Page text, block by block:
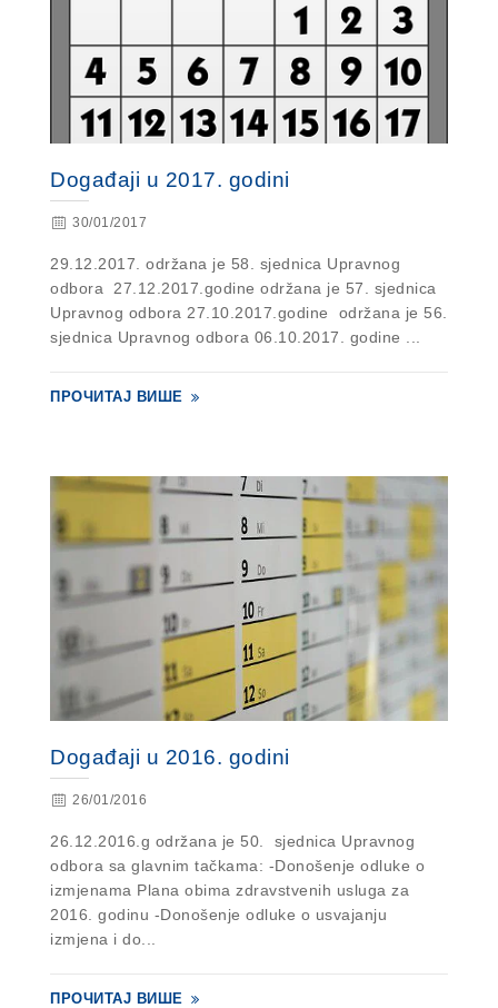
Događaji u 2017. godini
30/01/2017
29.12.2017. održana je 58. sjednica Upravnog
odbora 27.12.2017.godine održana je 57. sjednica
Upravnog odbora 27.10.2017.godine održana je 56.
sjednica Upravnog odbora 06.10.2017. godine ...
ПРОЧИТАЈ ВИШЕ
Događaji u 2016. godini
26/01/2016
26.12.2016.g održana je 50. sjednica Upravnog
odbora sa glavnim tačkama: -Donošenje odluke o
izmjenama Plana obima zdravstvenih usluga za
2016. godinu -Donošenje odluke o usvajanju
izmjena i do...
ПРОЧИТАЈ ВИШЕ